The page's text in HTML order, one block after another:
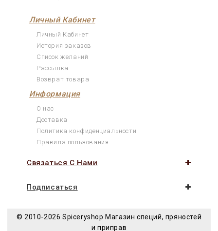
Личный Кабинет
Личный Кабинет
История заказов
Список желаний
Рассылка
Возврат товара
Информация
О нас
Доставка
Политика конфиденциальности
Правила пользования
Связаться С Нами
Подписаться
© 2010-2026 Spiceryshop Магазин специй, пряностей
и приправ